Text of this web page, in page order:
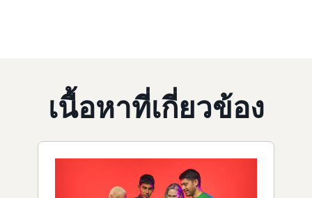
เนื้อหาที่เกี่ยวข้อง